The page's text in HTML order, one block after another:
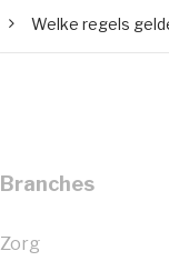
Welke regels
Branches
Zorg